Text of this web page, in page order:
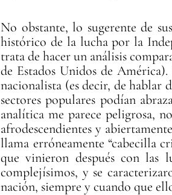
No obstante, lo sugerente de
histórico de la lucha por la
trata de hacer un análisis
de Estados Unidos de
nacionalista (es decir, de hablar
sectores populares podían
analítica me parece peligrosa,
afrodescendientes y
llama erróneamente “cabecilla
que vinieron después con las
complejísimos, y se
nación, siempre y cuando que